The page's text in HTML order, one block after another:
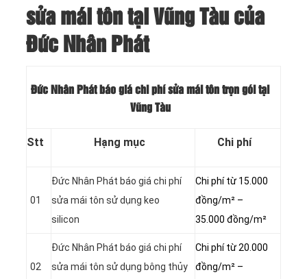
sửa mái tôn tại Vũng Tàu của
Đức Nhân Phát
Đức Nhân Phát báo giá chi phí sửa mái tôn trọn gói tại
Vũng Tàu
Stt Hạng mục Chi phí
01
Đức Nhân Phát báo giá chi phí
sửa mái tôn sử dụng keo
silicon
Chi phí từ 15.000
đồng/m² –
35.000 đồng/m²
02
Đức Nhân Phát báo giá chi phí
sửa mái tôn sử dụng bông thủy
Chi phí từ 20.000
đồng/m² –